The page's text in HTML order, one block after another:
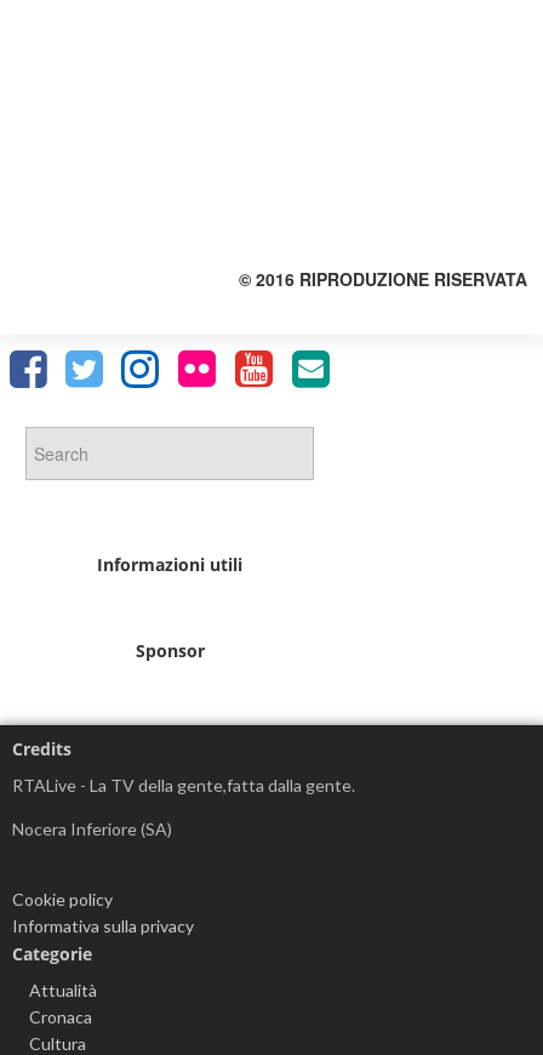
© 2016 RIPRODUZIONE RISERVATA
Informazioni utili
Sponsor
Credits
RTALive - La TV della gente,fatta dalla gente.
Nocera Inferiore (SA)
Cookie policy
Informativa sulla privacy
Categorie
Attualità
Cronaca
Cultura